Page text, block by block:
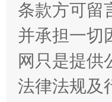
解纷+调解+退
条款方可留
并承担一切
网只是提供
法律法规及